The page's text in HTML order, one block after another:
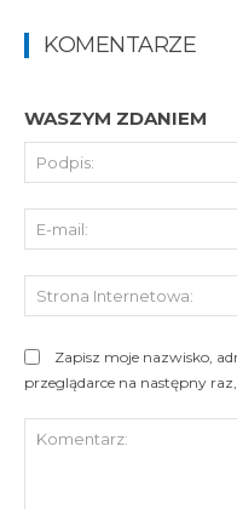
KOMENTARZE
WASZYM ZDANIEM
Zapisz moje nazwisko,
przeglądarce na następny